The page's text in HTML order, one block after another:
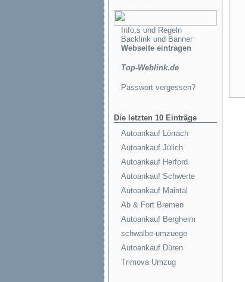
Info,s und Regeln
Backlink und Banner
Webseite eintragen
Top-Weblink.de
Passwort vergessen?
Die letzten 10 Einträge
Autoankauf Lörrach
Autoankauf Jülich
Autoankauf Herford
Autoankauf Schwerte
Autoankauf Maintal
Ab & Fort Bremen
Autoankauf Bergheim
schwalbe-umzuege
Autoankauf Düren
Trimova Umzug